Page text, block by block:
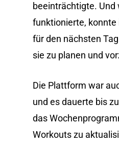
beeinträchtigte. Und
funktionierte, konnte
für den nächsten
sie zu planen und
Die Plattform war
und es dauerte bis
das
Workouts zu